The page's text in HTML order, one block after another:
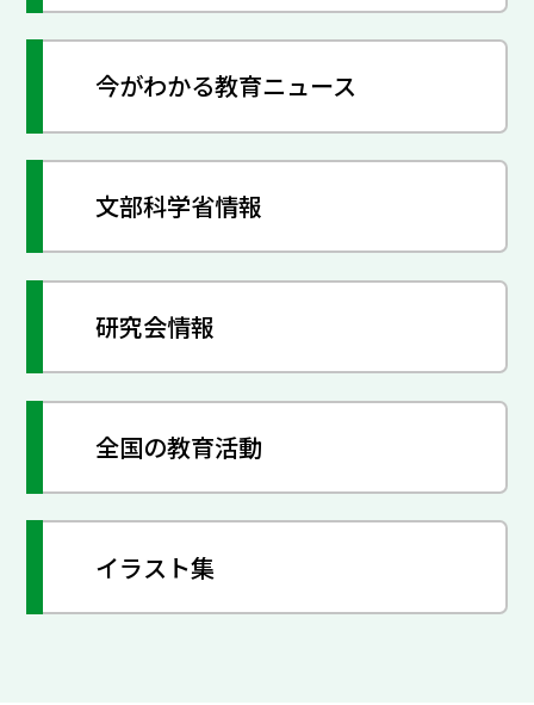
今がわかる教育ニュース
文部科学省情報
研究会情報
全国の教育活動
イラスト集